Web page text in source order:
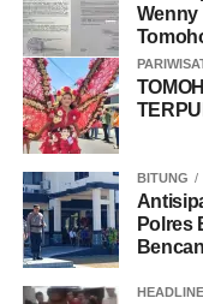
Wenny
BITUNG
Polres
HEADLINE